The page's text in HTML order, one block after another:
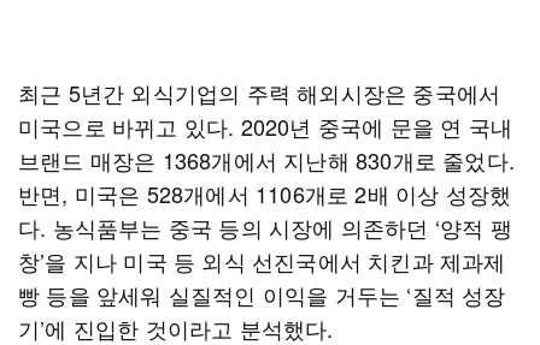
최근 5년간 외식기업의 주력 해외시장은 중국에서
미국으로 바뀌고 있다. 2020년 중국에 문을 연 국내
브랜드 매장은 1368개에서 지난해 830개로 줄었다.
반면, 미국은 528개에서 1106개로 2배 이상 성장했
다. 농식품부는 중국 등의 시장에 의존하던 ‘양적 팽
창’을 지나 미국 등 외식 선진국에서 치킨과 제과제
빵 등을 앞세워 실질적인 이익을 거두는 ‘질적 성장
기’에 진입한 것이라고 분석했다.